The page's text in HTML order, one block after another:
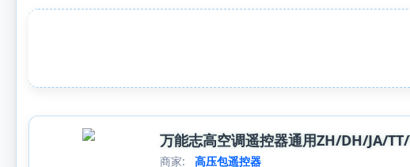
万能志高空调遥控器通用ZH/DH/JA/
商家:
高压包遥控器